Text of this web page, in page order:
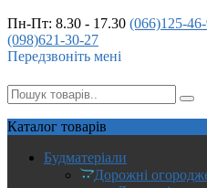
Пн-Пт: 8.30 - 17.30 (066)125-
(098)621-30-27
Передзвоніть мені
Каталог товарів
Будматеріали
Дорожні